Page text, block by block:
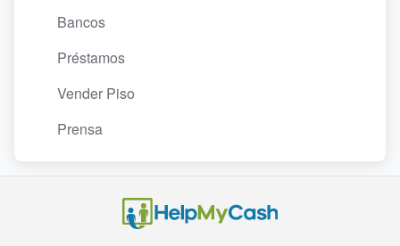
Bancos
Préstamos
Vender Piso
Prensa